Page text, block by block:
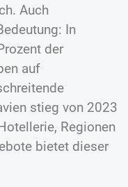
Auch
In
der
auf
stieg von 2023
Regionen
bietet dieser